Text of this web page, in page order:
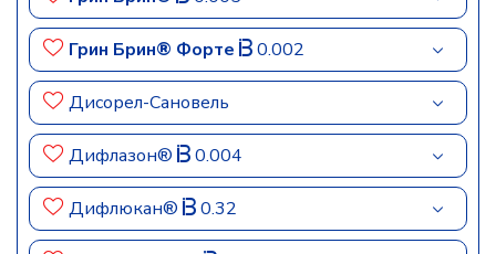
Грин Брин® Форте 0.002
Дисорел-Сановель
Дифлазон® 0.004
Дифлюкан® 0.32